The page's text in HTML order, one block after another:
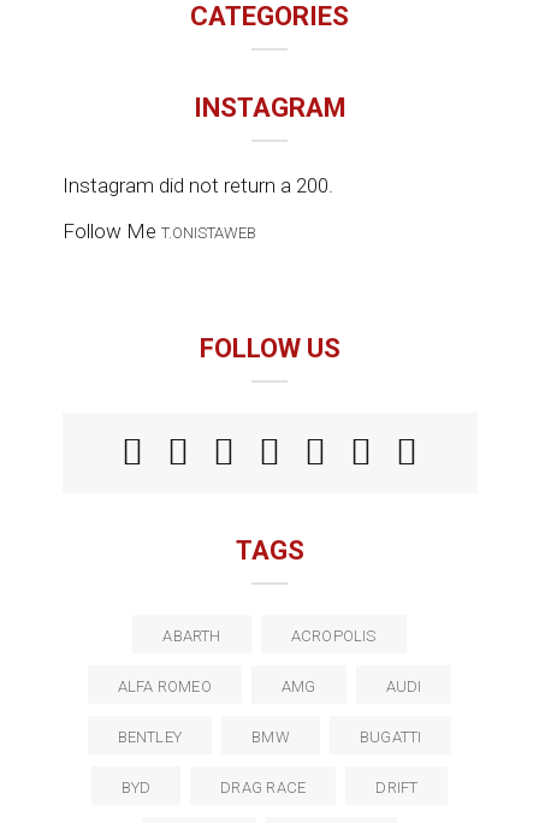
CATEGORIES
INSTAGRAM
Instagram did not return a 200.
Follow Me T.ONISTAWEB
FOLLOW US
TAGS
ABARTH ACROPOLIS
ALFA ROMEO AMG AUDI
BENTLEY BMW BUGATTI
BYD DRAG RACE DRIFT